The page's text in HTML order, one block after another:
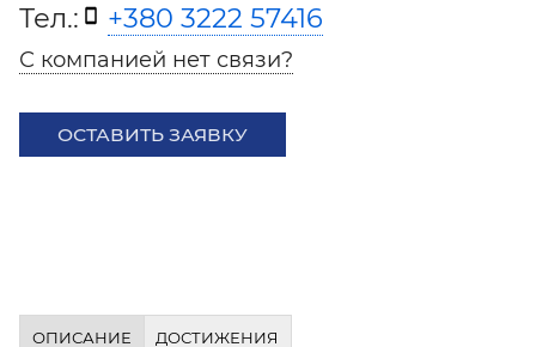
Тел.:
+380 3222 57416
С компанией нет связи?
ОСТАВИТЬ ЗАЯВКУ
ОПИСАНИЕ ДОСТИЖЕНИЯ